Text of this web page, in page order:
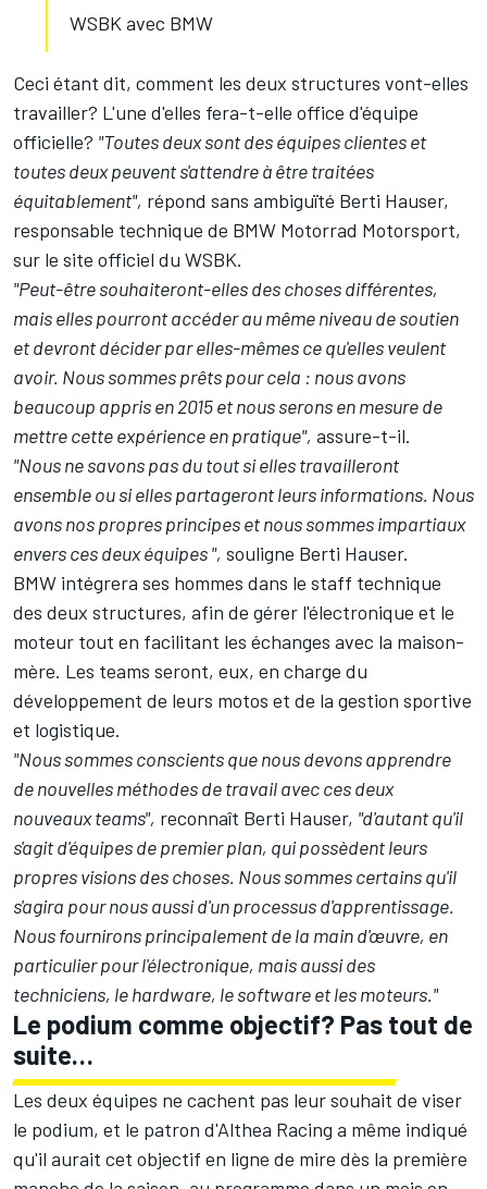
WSBK avec BMW
Ceci étant dit, comment les deux structures vont-elles
travailler? L'une d'elles fera-t-elle office d'équipe
officielle? "Toutes deux sont des équipes clientes et
toutes deux peuvent s'attendre à être traitées
équitablement", répond sans ambiguïté Berti Hauser,
responsable technique de BMW Motorrad Motorsport,
sur le site officiel du WSBK.
"Peut-être souhaiteront-elles des choses différentes,
mais elles pourront accéder au même niveau de soutien
et devront décider par elles-mêmes ce qu'elles veulent
avoir. Nous sommes prêts pour cela : nous avons
beaucoup appris en 2015 et nous serons en mesure de
mettre cette expérience en pratique", assure-t-il.
"Nous ne savons pas du tout si elles travailleront
ensemble ou si elles partageront leurs informations. Nous
avons nos propres principes et nous sommes impartiaux
envers ces deux équipes ", souligne Berti Hauser.
BMW intégrera ses hommes dans le staff technique
des deux structures, afin de gérer l'électronique et le
moteur tout en facilitant les échanges avec la maison-
mère. Les teams seront, eux, en charge du
développement de leurs motos et de la gestion sportive
et logistique.
"Nous sommes conscients que nous devons apprendre
de nouvelles méthodes de travail avec ces deux
nouveaux teams", reconnaît Berti Hauser, "d'autant qu'il
s'agit d'équipes de premier plan, qui possèdent leurs
propres visions des choses. Nous sommes certains qu'il
s'agira pour nous aussi d'un processus d'apprentissage.
Nous fournirons principalement de la main d'œuvre, en
particulier pour l'électronique, mais aussi des
techniciens, le hardware, le software et les moteurs."
Le podium comme objectif? Pas tout de
suite…
Les deux équipes ne cachent pas leur souhait de viser
le podium, et le patron d'Althea Racing a même indiqué
qu'il aurait cet objectif en ligne de mire dès la première